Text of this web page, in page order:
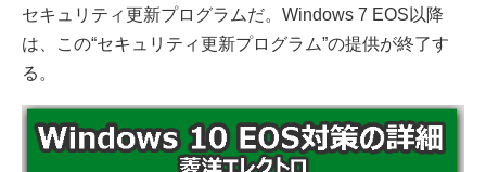
セキュリティ更新プログラムだ。Windows 7 EOS以降
は、この“セキュリティ更新プログラム”の提供が終了す
る。